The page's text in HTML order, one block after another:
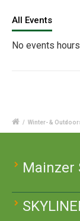
All Events
No events
/ Winter- &
Mainzer